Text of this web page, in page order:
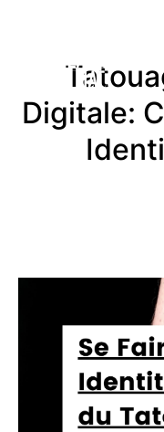
Digitale: